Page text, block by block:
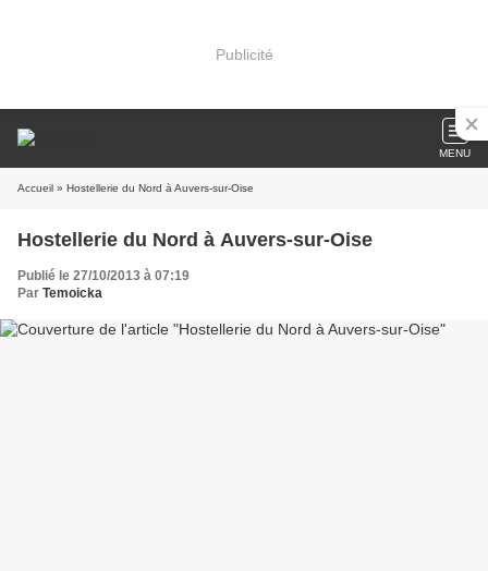
Publicité
MENU
Accueil » Hostellerie du Nord à Auvers-sur-Oise
Hostellerie du Nord à Auvers-sur-Oise
Publié le 27/10/2013 à 07:19
Par Temoicka